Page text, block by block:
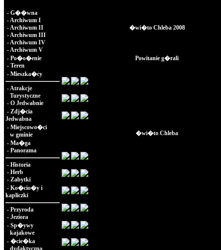
- G��wna
-Archiwum I
-Archiwum II
-Archiwum III
-Archiwum IV
-Archiwum V
- Po�o�enie
- Teren
- Mieszka�cy
-Atrakcje
Turystyczne
- O Jedwabnie
- Zdj�cia
Jedwabna
- Miejscowo�ci
w gminie
- Ma�ga
- Panorama
- Historia
- Herb
- Zabytki
- Ko�cio�y i
kapliczki
- Przyroda
- Jeziora
- Sp�ywy
kajakowe
- �cie�ka
dydaktyczna
�wi�to Chleba 2008
Powitanie g�rali
�wi�to Chleba